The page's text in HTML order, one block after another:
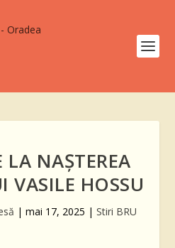
NAȘTEREA
VASILE HOSSU
| mai 17, 2025 | Stiri BRU